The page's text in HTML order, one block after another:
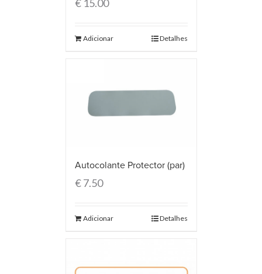
€15.00
Adicionar Detalhes
Autocolante Protector (par)
€7.50
Adicionar Detalhes